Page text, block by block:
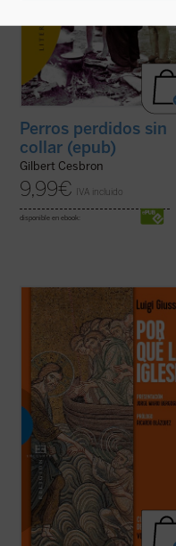
Perros perdidos sin
collar (epub)
Gilbert Cesbron
9,99€ IVA incluido
disponible en ebook:
«Viviendo la experiencia de la comunidad
cristiana el hombre de hoy puede verificar
que esta realidad no es solamente humana,
sino que esta vida corresponde a las
exigencias más radicales del corazón, que
permite encarar las circunstancias y los ...
(ver ficha)